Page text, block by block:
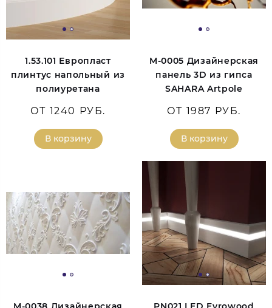
1.53.101 Европласт
плинтус напольный из
полиуретана
ОТ 1240 РУБ.
В корзину
M-0005 Дизайнерская
панель 3D из гипса
SAHARA Artpole
ОТ 1987 РУБ.
В корзину